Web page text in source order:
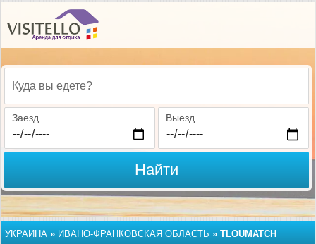
Куда вы едете?
Заезд Выезд
Найти
УКРАИНА » ИВАНО-ФРАНКОВСКАЯ ОБЛАСТЬ » TLOUMATCH